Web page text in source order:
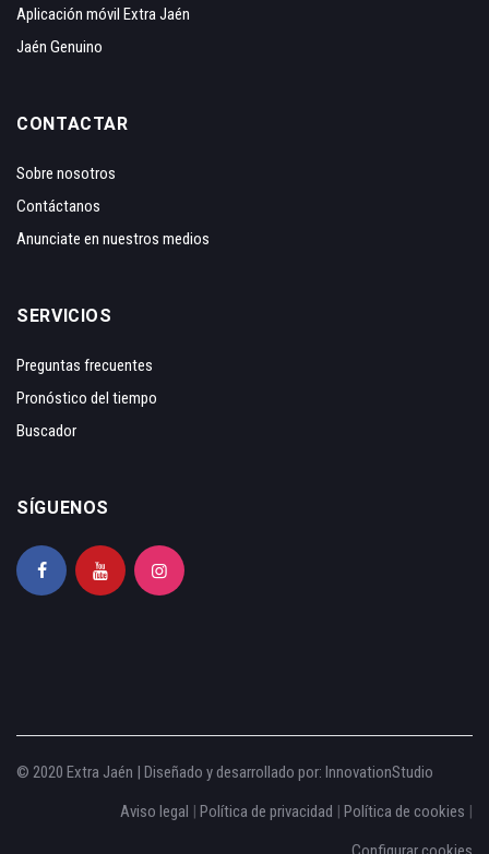
Aplicación móvil Extra Jaén
Jaén Genuino
CONTACTAR
Sobre nosotros
Contáctanos
Anunciate en nuestros medios
SERVICIOS
Preguntas frecuentes
Pronóstico del tiempo
Buscador
SÍGUENOS
© 2020 Extra Jaén | Diseñado y desarrollado por: InnovationStudio
Aviso legal | Política de privacidad | Política de cookies |